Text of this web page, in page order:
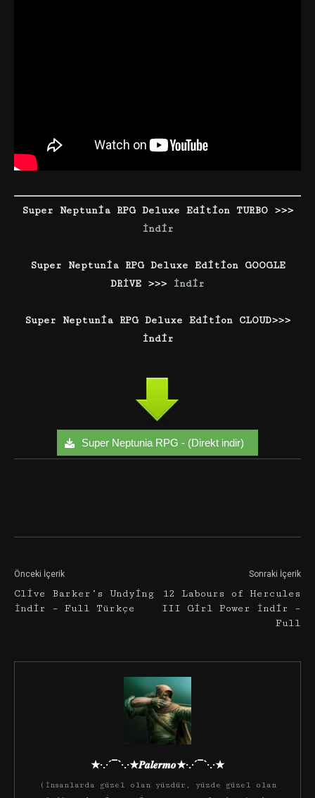
Super Neptunia RPG Deluxe Edition TURBO >>>
İndir
Super Neptunia RPG Deluxe Edition GOOGLE
DRİVE >>> İndir
Super Neptunia RPG Deluxe Edition CLOUD>>>
İndir
Super Neptunia RPG - (Direkt indir)
Önceki İçerik
Clive Barker’s Undying
İndir – Full Türkçe
Sonraki İçerik
12 Labours of Hercules
III Girl Power İndir –
Full
★·.·´¯`·.·★𝑷𝒂𝒍𝒆𝒓𝒎𝒐★·.·´¯`·.·★
(İnsanlarda güzel olan yüzdür, yüzde güzel olan